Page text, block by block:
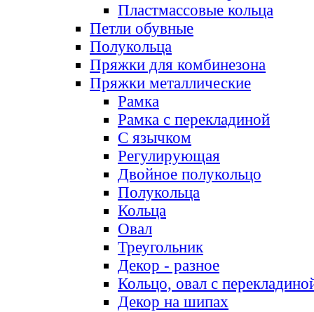
Пластмассовые кольца
Петли обувные
Полукольца
Пряжки для комбинезона
Пряжки металлические
Рамка
Рамка с перекладиной
С язычком
Регулирующая
Двойное полукольцо
Полукольца
Кольца
Овал
Треугольник
Декор - разное
Кольцо, овал с
Декор на шипах